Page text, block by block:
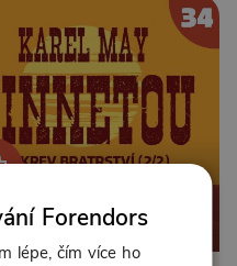
39 Kč jednorázově
Forendors
lépe, čím více ho